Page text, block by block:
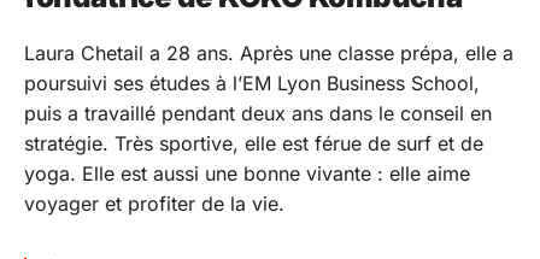
Laura Chetail a 28 ans. Après une classe prépa, elle a
poursuivi ses études à l’EM Lyon Business School,
puis a travaillé pendant deux ans dans le conseil en
stratégie. Très sportive, elle est férue de surf et de
yoga. Elle est aussi une bonne vivante : elle aime
voyager et profiter de la vie.